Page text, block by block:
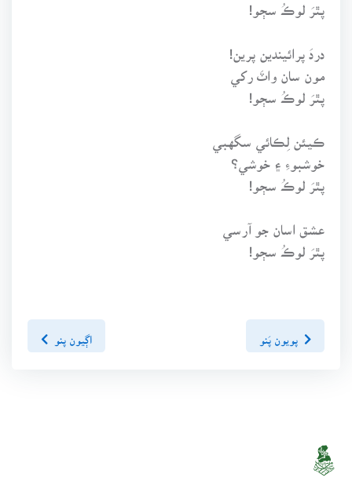
پٿرَ لوڪُ سڄو!
دردَ پرائيندين پرين!
مون سان واٽَ رکي
پٿرَ لوڪُ سڄو!
ڪيئن لِڪائي سگهبي
خوشبوءِ ۽ خوشي؟
پٿرَ لوڪُ سڄو!
عشق اسان جو آرسي
پٿرَ لوڪُ سڄو!
اڳيون پنو